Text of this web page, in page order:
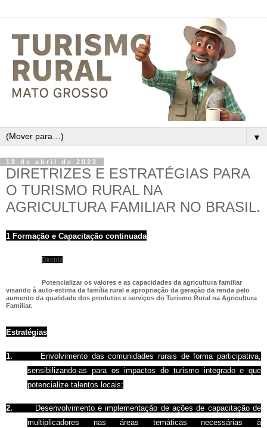
▼
18 de abril de 2022
DIRETRIZES E ESTRATÉGIAS PARA
O TURISMO RURAL NA
AGRICULTURA FAMILIAR NO BRASIL.
1 Formação e Capacitação continuada
Diretriz
Potencializar os valores e as capacidades da agricultura familiar
visando à auto-estima da família rural e apropriação da geração da renda pelo
aumento da qualidade dos produtos e serviços do Turismo Rural na Agricultura
Familiar.
Estratégias
1.
Envolvimento das comunidades rurais de forma participativa,
sensibilizando-as para os impactos do turismo integrado e que
potencialize talentos locais;
2.
Desenvolvimento e implementação de ações de capacitação de
multiplicadores nas áreas temáticas necessárias à